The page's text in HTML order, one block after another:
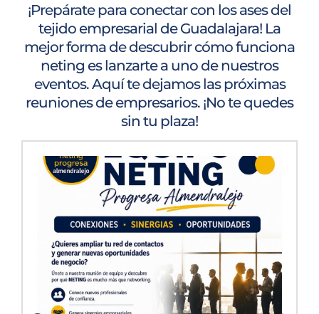
¡Prepárate para conectar con los ases del
tejido empresarial de Guadalajara! La
mejor forma de descubrir cómo funciona
neting es lanzarte a uno de nuestros
eventos. Aquí te dejamos las próximas
reuniones de empresarios. ¡No te quedes
sin tu plaza!